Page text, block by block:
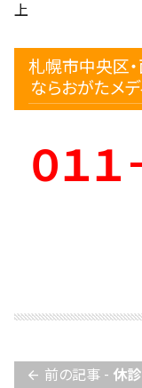
上
札幌市中央区
ならおがたメ
０１
arrow_back 前の記事 - 休診日